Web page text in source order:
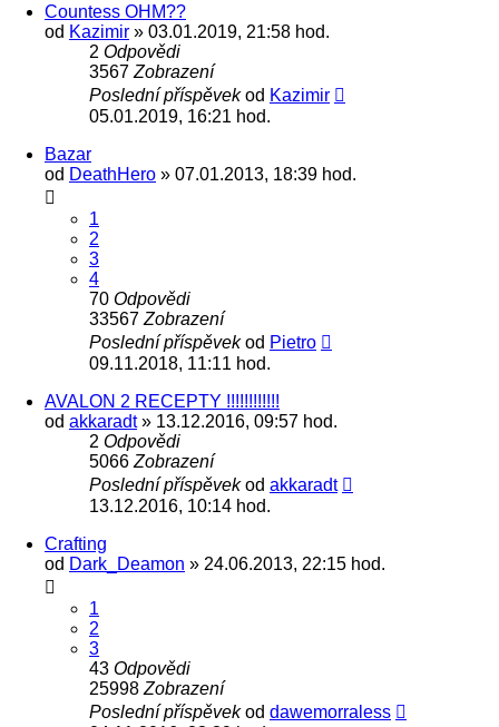
Countess OHM??
od Kazimir » 03.01.2019, 21:58 hod.
2 Odpovědi
3567 Zobrazení
Poslední příspěvekod Kazimir
05.01.2019, 16:21 hod.
Bazar
od DeathHero » 07.01.2013, 18:39 hod.
1
2
3
4
70 Odpovědi
33567 Zobrazení
Poslední příspěvekod Pietro
09.11.2018, 11:11 hod.
AVALON 2 RECEPTY !!!!!!!!!!!!
od akkaradt» 13.12.2016, 09:57 hod.
2 Odpovědi
5066 Zobrazení
Poslední příspěvekod akkaradt
13.12.2016, 10:14 hod.
Crafting
od Dark_Deamon » 24.06.2013, 22:15 hod.
1
2
3
43 Odpovědi
25998 Zobrazení
Poslední příspěvekod dawemorraless